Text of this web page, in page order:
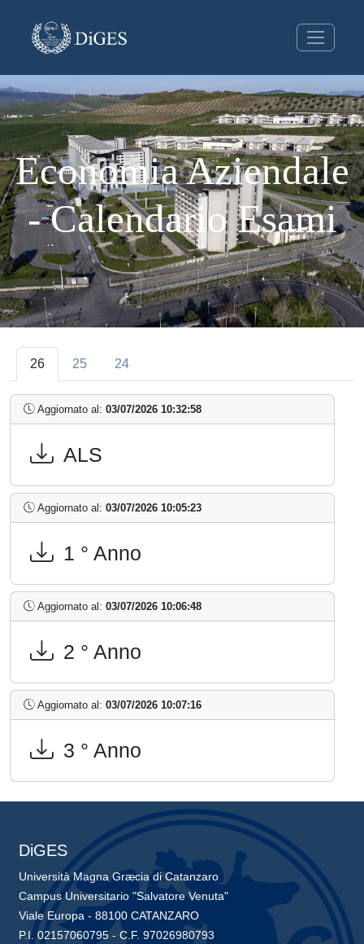
Economia Aziendale
- Calendario Esami
26 25 24
Aggiornato al: 03/07/2026 10:32:58
ALS
Aggiornato al: 03/07/2026 10:05:23
1 ° Anno
Aggiornato al: 03/07/2026 10:06:48
2 ° Anno
Aggiornato al: 03/07/2026 10:07:16
3 ° Anno
DiGES
Università Magna Græcia di Catanzaro
Campus Universitario "Salvatore Venuta"
Viale Europa - 88100 CATANZARO
P.I. 02157060795 - C.F. 97026980793